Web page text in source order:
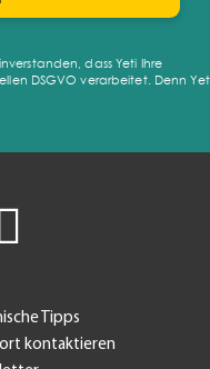
dass Yeti Ihre
kontaktieren